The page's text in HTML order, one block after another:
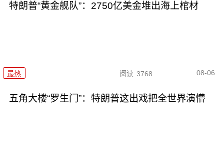
特朗普“黄金舰队”：2750亿美金堆出海上棺材
最热 阅读 3768 08-06
五角大楼“罗生门”：特朗普这出戏把全世界演懵